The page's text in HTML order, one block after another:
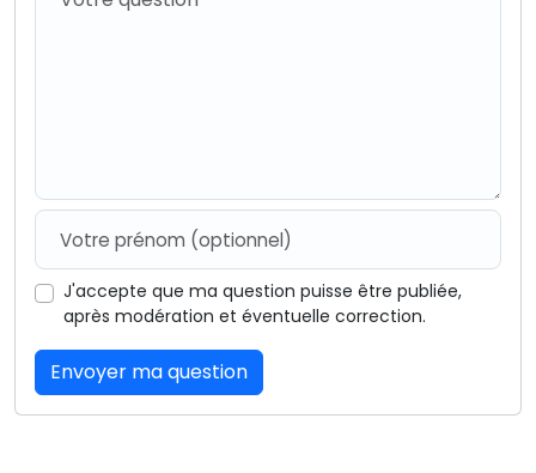
J'accepte que ma question puisse être publiée,
après modération et éventuelle correction.
Envoyer ma question